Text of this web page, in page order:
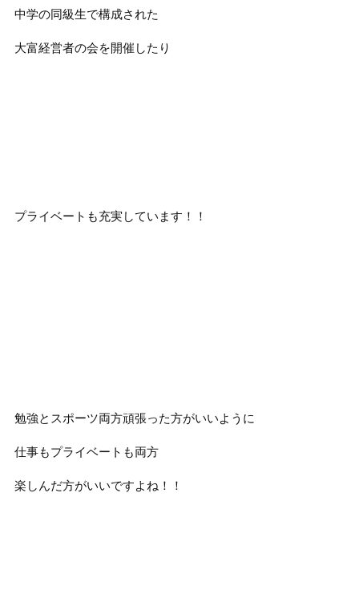
中学の同級生で構成された
大富経営者の会を開催したり
プライベートも充実しています！！
勉強とスポーツ両方頑張った方がいいように
仕事もプライベートも両方
楽しんだ方がいいですよね！！